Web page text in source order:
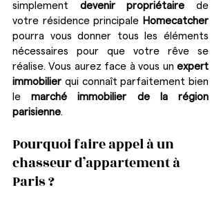
simplement devenir propriétaire de
votre résidence principale Homecatcher
pourra vous donner tous les éléments
nécessaires pour que votre rêve se
réalise. Vous aurez face à vous un expert
immobilier qui connaît parfaitement bien
le marché immobilier de la région
parisienne.
Pourquoi faire appel à un
chasseur d’appartement à
Paris ?